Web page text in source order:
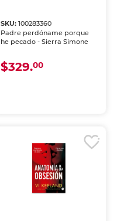
SKU: 100283360
Padre perdóname porque
he pecado - Sierra Simone
$329.00